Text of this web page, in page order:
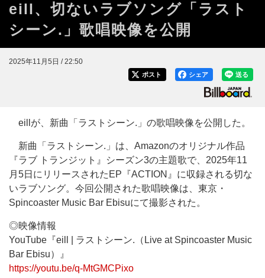
eill、切ないラブソング「ラスト
シーン.」歌唱映像を公開
2025年11月5日 / 22:50
送る
シェア
ポスト
eillが、新曲「ラストシーン.」の歌唱映像を公開した。
新曲「ラストシーン.」は、Amazonのオリジナル作品
『ラブ トランジット』シーズン3の主題歌で、2025年11
月5日にリリースされたEP『ACTION』に収録される切な
いラブソング。今回公開された歌唱映像は、東京・
Spincoaster Music Bar Ebisuにて撮影された。
◎映像情報
YouTube『eill | ラストシーン.（Live at Spincoaster Music
Bar Ebisu）』
https://youtu.be/q-MtGMCPixo